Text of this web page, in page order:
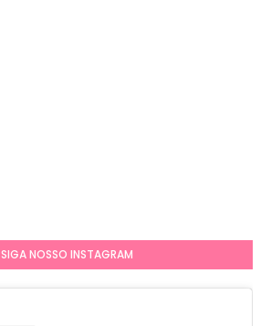
SIGA NOSSO INSTAGRAM